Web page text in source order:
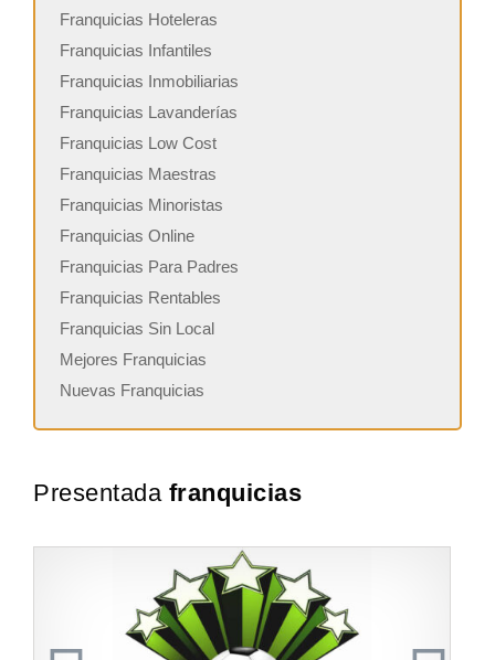
Franquicias Hoteleras
Franquicias Infantiles
Franquicias Inmobiliarias
Franquicias Lavanderías
Franquicias Low Cost
Franquicias Maestras
Franquicias Minoristas
Franquicias Online
Franquicias Para Padres
Franquicias Rentables
Franquicias Sin Local
Mejores Franquicias
Nuevas Franquicias
Presentada franquicias